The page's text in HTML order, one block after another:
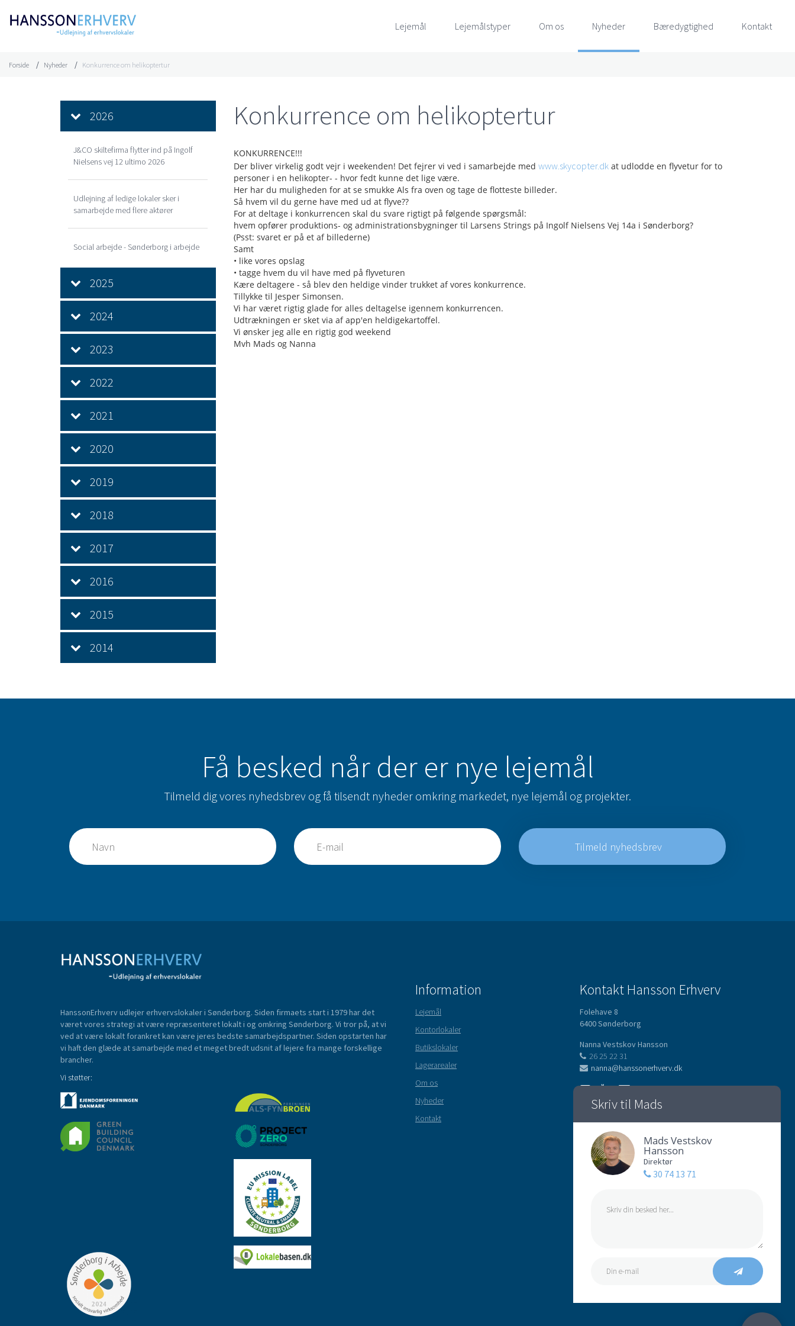
Skriv til Mads
Mads Vestskov
Hansson
Direktør
30 74 13 71
Lejemål Lejemålstyper Om os Nyheder Bæredygtighed Kontakt
Forside Nyheder Konkurrence om helikoptertur
2026
J&CO skiltefirma flytter ind på Ingolf
Nielsens vej 12 ultimo 2026
Udlejning af ledige lokaler sker i
samarbejde med flere aktører
Social arbejde - Sønderborg i arbejde
2025
2024
2023
2022
2021
2020
2019
2018
2017
2016
2015
2014
Konkurrence om helikoptertur
KONKURRENCE!!!
Der bliver virkelig godt vejr i weekenden! Det fejrer vi ved i samarbejde med www.skycopter.dkat udlodde en flyvetur for to
personer i en helikopter- - hvor fedt kunne det lige være.
Her har du muligheden for at se smukke Als fra oven og tage de flotteste billeder.
Så hvem vil du gerne have med ud at flyve??
For at deltage i konkurrencen skal du svare rigtigt på følgende spørgsmål:
hvem opfører produktions- og administrationsbygninger til Larsens Strings på Ingolf Nielsens Vej 14a i Sønderborg?
(Psst: svaret er på et af billederne)
Samt
• like vores opslag
• tagge hvem du vil have med på flyveturen
Kære deltagere - så blev den heldige vinder trukket af vores konkurrence.
Tillykke til Jesper Simonsen.
Vi har været rigtig glade for alles deltagelse igennem konkurrencen.
Udtrækningen er sket via af app'en heldigekartoffel.
Vi ønsker jeg alle en rigtig god weekend
Mvh Mads og Nanna
Få besked når der er nye lejemål
Tilmeld dig vores nyhedsbrev og få tilsendt nyheder omkring markedet, nye lejemål og projekter.
Tilmeld nyhedsbrev
HanssonErhverv udlejer erhvervslokaler i Sønderborg. Siden firmaets start i 1979 har det
været vores strategi at være repræsenteret lokalt i og omkring Sønderborg. Vi tror på, at vi
ved at være lokalt forankret kan være jeres bedste samarbejdspartner. Siden opstarten har
vi haft den glæde at samarbejde med et meget bredt udsnit af lejere fra mange forskellige
brancher.
Vi støtter:
Information
Lejemål
Kontorlokaler
Butikslokaler
Lagerarealer
Om os
Nyheder
Kontakt
Kontakt Hansson Erhverv
Folehave 8
6400 Sønderborg
Nanna Vestskov Hansson
26 25 22 31
nanna@hanssonerhverv.dk